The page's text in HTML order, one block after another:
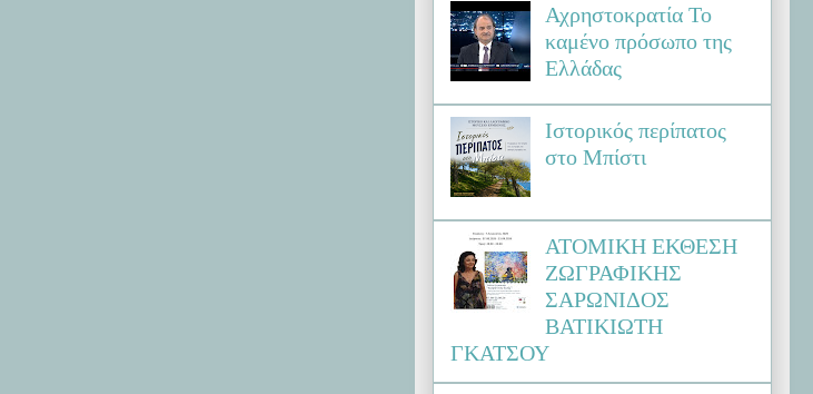
Αχρηστοκρατία Το
καμένο πρόσωπο της
Ελλάδας
Ιστορικός περίπατος
στο Μπίστι
ΑΤΟΜΙΚΗ ΕΚΘΕΣΗ
ΖΩΓΡΑΦΙΚΗΣ
ΣΑΡΩΝΙΔΟΣ
ΒΑΤΙΚΙΩΤΗ
ΓΚΑΤΣΟΥ